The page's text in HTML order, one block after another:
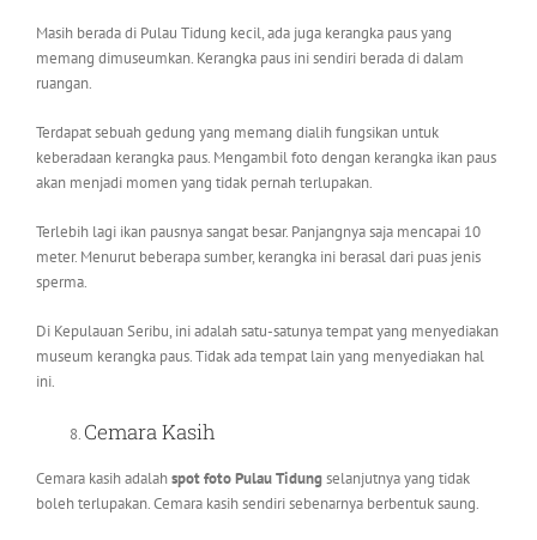
Masih berada di Pulau Tidung kecil, ada juga kerangka paus yang
memang dimuseumkan. Kerangka paus ini sendiri berada di dalam
ruangan.
Terdapat sebuah gedung yang memang dialih fungsikan untuk
keberadaan kerangka paus. Mengambil foto dengan kerangka ikan paus
akan menjadi momen yang tidak pernah terlupakan.
Terlebih lagi ikan pausnya sangat besar. Panjangnya saja mencapai 10
meter. Menurut beberapa sumber, kerangka ini berasal dari puas jenis
sperma.
Di Kepulauan Seribu, ini adalah satu-satunya tempat yang menyediakan
museum kerangka paus. Tidak ada tempat lain yang menyediakan hal
ini.
Cemara Kasih
Cemara kasih adalahspot foto Pulau Tidungselanjutnya yang tidak
boleh terlupakan. Cemara kasih sendiri sebenarnya berbentuk saung.